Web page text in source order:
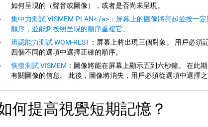
如何呈現的（聲音或圖像），或者是否尚未呈現。
集中力測試 VISMEM-PLAN< /a>：屏幕上的圖像將亮起並按一
順序，並能夠按照呈現的順序重複它。
辨認能力測試 WOM-REST ：屏幕上將出現三個對象。 用戶必須
四個不同的選項中選擇正確的順序。
恢復測試 VISMEM ：圖像將能在屏幕上顯示五到六秒鐘。 在此
有關圖像的信息。 此後，圖像將消失，用戶必須從選項中選擇之
何提高視覺短期記憶？